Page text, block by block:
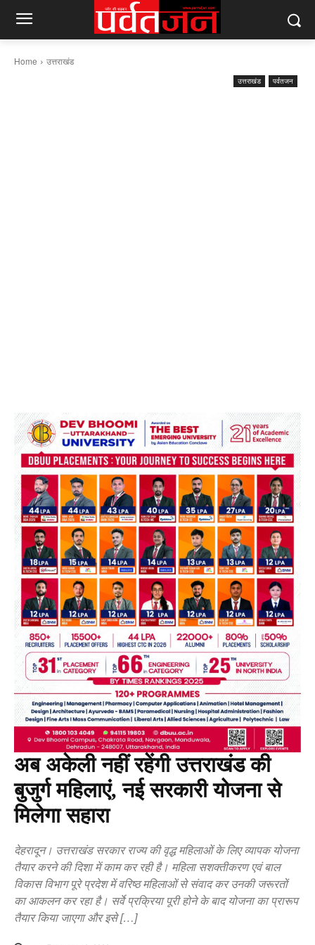
Home उत्तराखंड
उत्तराखंड पर्वतजन
अब अकेली नहीं रहेंगी उत्तराखंड की
बुजुर्ग महिलाएं, नई सरकारी योजना से
मिलेगा सहारा
देहरादून। उत्तराखंड सरकार राज्य की वृद्ध महिलाओं के लिए व्यापक योजना
तैयार करने की दिशा में काम कर रही है। महिला सशक्तीकरण एवं बाल
विकास विभाग पूरे प्रदेश में वरिष्ठ महिलाओं से संवाद कर उनकी जरूरतों
का आकलन कर रहा है। सर्वे प्रक्रिया पूरी होने के बाद योजना का प्रारूप
तैयार किया जाएगा और इसे […]